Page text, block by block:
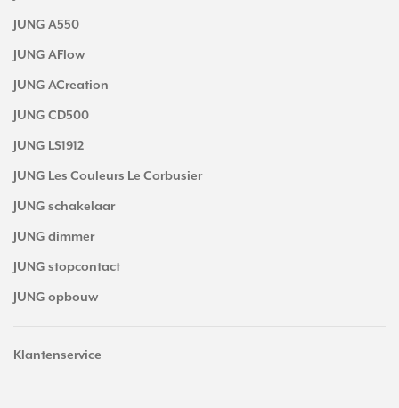
JUNG A550
JUNG AFlow
JUNG ACreation
JUNG CD500
JUNG LS1912
JUNG Les Couleurs Le Corbusier
JUNG schakelaar
JUNG dimmer
JUNG stopcontact
JUNG opbouw
Klantenservice